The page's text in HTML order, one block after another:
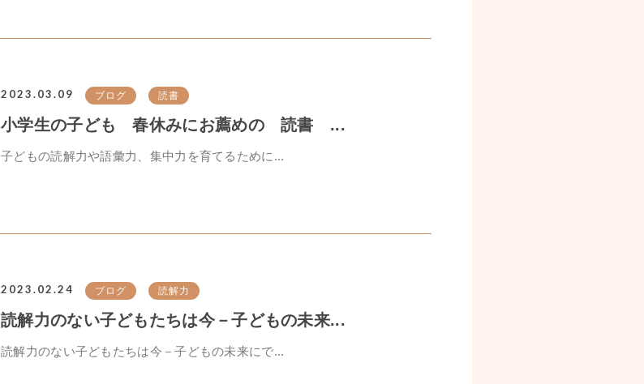
2023.03.09 ブログ 読書
小学生の子ども 春休みにお薦めの 読書 ...
子どもの読解力や語彙力、集中力を育てるために...
2023.02.24 ブログ 読解力
読解力のない子どもたちは今－子どもの未来...
読解力のない子どもたちは今－子どもの未来にで...